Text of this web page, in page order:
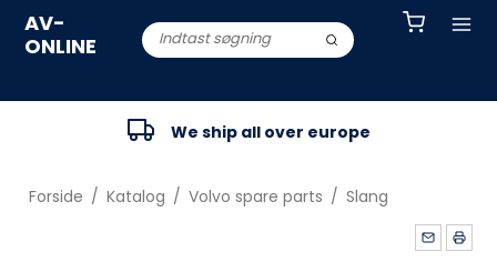
AV-
ONLINE
We ship all over europe
Forside / Katalog / Volvo spare parts / Slang